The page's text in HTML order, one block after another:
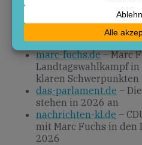
–
Fuchs setzt
– Neueste
Landtagswahl in
marc-fuchs.de– Marc
Landtagswahlkampf
klaren Schwerpunkten
das-parlament.de –
stehen in 2026 an
nachrichten-kl.de –
mit Marc Fuchs in den
2026